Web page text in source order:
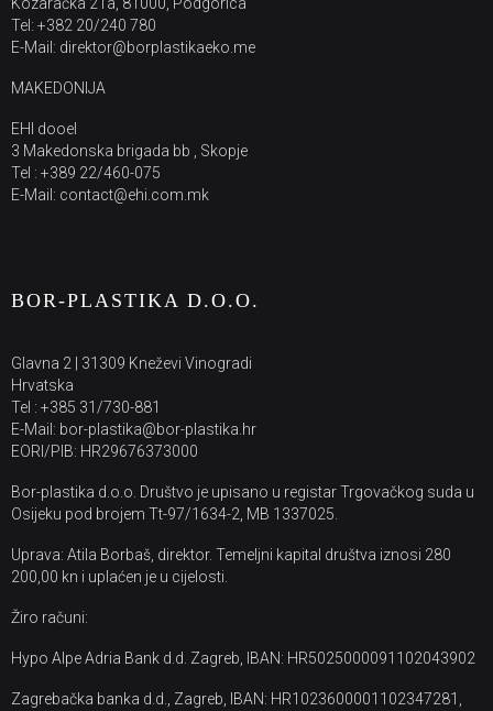
Tel: +382 20/240 780
E-Mail: direktor@borplastikaeko.me
MAKEDONIJA
EHI dooel
3 Makedonska brigada bb , Skopje
Tel : +389 22/460-075
E-Mail: contact@ehi.com.mk
BOR-PLASTIKA D.O.O.
Glavna 2 | 31309 Kneževi Vinogradi
Hrvatska
Tel : +385 31/730-881
E-Mail: bor-plastika@bor-plastika.hr
EORI/PIB: HR29676373000
Bor-plastika d.o.o. Društvo je upisano u registar Trgovačkog suda u
Osijeku pod brojem Tt-97/1634-2, MB 1337025.
Uprava: Atila Borbaš, direktor. Temeljni kapital društva iznosi 280
200,00 kn i uplaćen je u cijelosti.
Žiro računi:
Hypo Alpe Adria Bank d.d. Zagreb, IBAN: HR5025000091102043902
Zagrebačka banka d.d., Zagreb, IBAN: HR1023600001102347281,